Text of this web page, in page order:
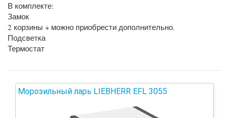
В комплекте:
Замок
2 корзины + можно приобрести дополнительно.
Подсветка
Термостат
Морозильный ларь LIEBHERR EFL 3055